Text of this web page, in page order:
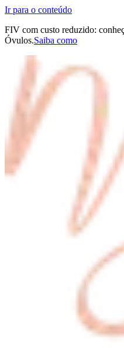
Ir para o conteúdo
FIV com custo reduzido:
Óvulos.Saiba como